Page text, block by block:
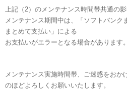
上記（2）のメンテナンス時間帯共通の
メンテナンス期間中は、「ソフトバンク
まとめて支払い」による
お支払いがエラーとなる場合があります。
メンテナンス実施時間帯、ご迷惑をおか
のほどよろしくお願いいたします。